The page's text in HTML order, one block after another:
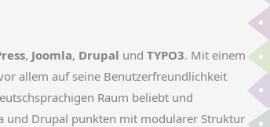
, Joomla, Drupal und TYPO3. Mit einem
allem auf seine Benutzerfreundlichkeit
Raum beliebt und
und Drupal punkten mit modularer Struktur